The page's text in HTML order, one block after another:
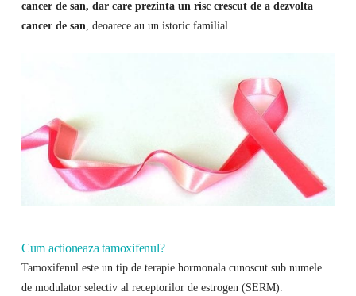
cancer de san, dar care prezinta un risc crescut de a dezvolta
cancer de san, deoarece au un istoric familial.
Cum actioneaza tamoxifenul?
Tamoxifenul este un tip de terapie hormonala cunoscut sub numele
de modulator selectiv al receptorilor de estrogen (SERM).